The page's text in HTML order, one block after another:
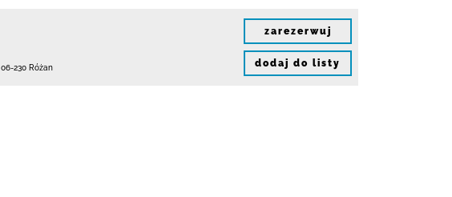
06-230 Różan
zarezerwuj
dodaj do listy